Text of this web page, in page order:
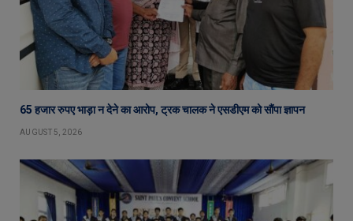
65 हजार रुपए भाड़ा न देने का आरोप, ट्रक चालक ने एसडीएम को सौंपा ज्ञापन
AUGUST 5, 2026